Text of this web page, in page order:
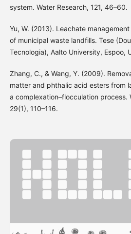
system. Water Research, 121, 46–60.
Yu, W. (2013). Leachate
of municipal waste landﬁlls. Tese
Tecnologia), Aalto University, Espoo,
Zhang, C., & Wang, Y. (2009).
matter and phthalic acid esters from
a complexation–flocculation process.
29(1), 110–116.